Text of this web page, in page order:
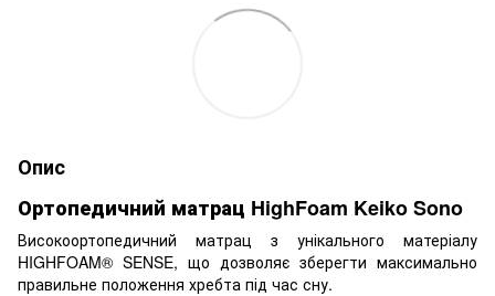
Опис
Ортопедичний матрац HighFoam Keiko Sono
Високоортопедичний матрац з унікального матеріалу
HIGHFOAM® SENSE, що дозволяє зберегти максимально
правильне положення хребта під час сну.